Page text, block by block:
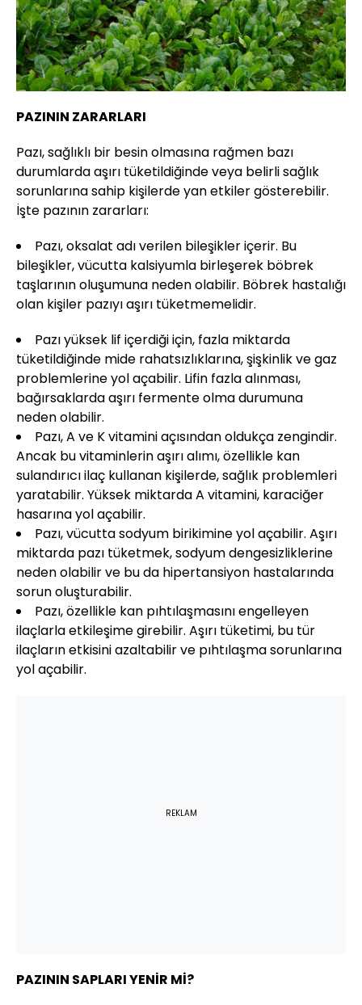
PAZININ ZARARLARI
Pazı, sağlıklı bir besin olmasına rağmen bazı
durumlarda aşırı tüketildiğinde veya belirli sağlık
sorunlarına sahip kişilerde yan etkiler gösterebilir.
İşte pazının zararları:
Pazı, oksalat adı verilen bileşikler içerir. Bu
bileşikler, vücutta kalsiyumla birleşerek böbrek
taşlarının oluşumuna neden olabilir. Böbrek hastalığı
olan kişiler pazıyı aşırı tüketmemelidir.
Pazı yüksek lif içerdiği için, fazla miktarda
tüketildiğinde mide rahatsızlıklarına, şişkinlik ve gaz
problemlerine yol açabilir. Lifin fazla alınması,
bağırsaklarda aşırı fermente olma durumuna
neden olabilir.
Pazı, A ve K vitamini açısından oldukça zengindir.
Ancak bu vitaminlerin aşırı alımı, özellikle kan
sulandırıcı ilaç kullanan kişilerde, sağlık problemleri
yaratabilir. Yüksek miktarda A vitamini, karaciğer
hasarına yol açabilir.
Pazı, vücutta sodyum birikimine yol açabilir. Aşırı
miktarda pazı tüketmek, sodyum dengesizliklerine
neden olabilir ve bu da hipertansiyon hastalarında
sorun oluşturabilir.
Pazı, özellikle kan pıhtılaşmasını engelleyen
ilaçlarla etkileşime girebilir. Aşırı tüketimi, bu tür
ilaçların etkisini azaltabilir ve pıhtılaşma sorunlarına
yol açabilir.
REKLAM
PAZININ SAPLARI YENİR Mİ?